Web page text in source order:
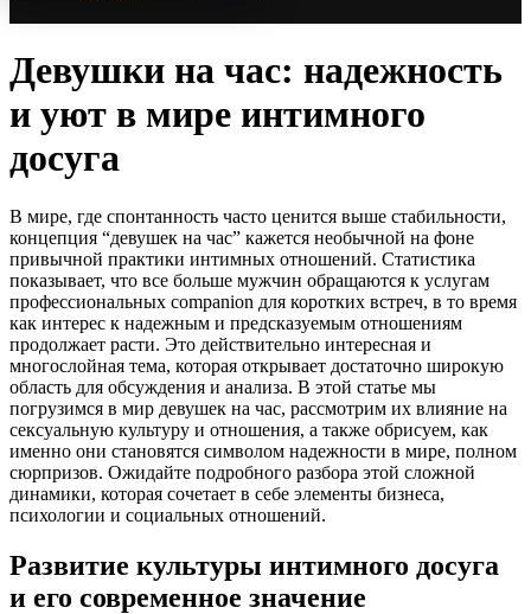
Девушки на час: надежность
и уют в мире интимного
досуга
В мире, где спонтанность часто ценится выше стабильности,
концепция “девушек на час” кажется необычной на фоне
привычной практики интимных отношений. Статистика
показывает, что все больше мужчин обращаются к услугам
профессиональных companion для коротких встреч, в то время
как интерес к надежным и предсказуемым отношениям
продолжает расти. Это действительно интересная и
многослойная тема, которая открывает достаточно широкую
область для обсуждения и анализа. В этой статье мы
погрузимся в мир девушек на час, рассмотрим их влияние на
сексуальную культуру и отношения, а также обрисуем, как
именно они становятся символом надежности в мире, полном
сюрпризов. Ожидайте подробного разбора этой сложной
динамики, которая сочетает в себе элементы бизнеса,
психологии и социальных отношений.
Развитие культуры интимного досуга
и его современное значение